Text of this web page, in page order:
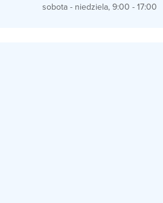
sobota - niedziela, 9:00 - 17:00